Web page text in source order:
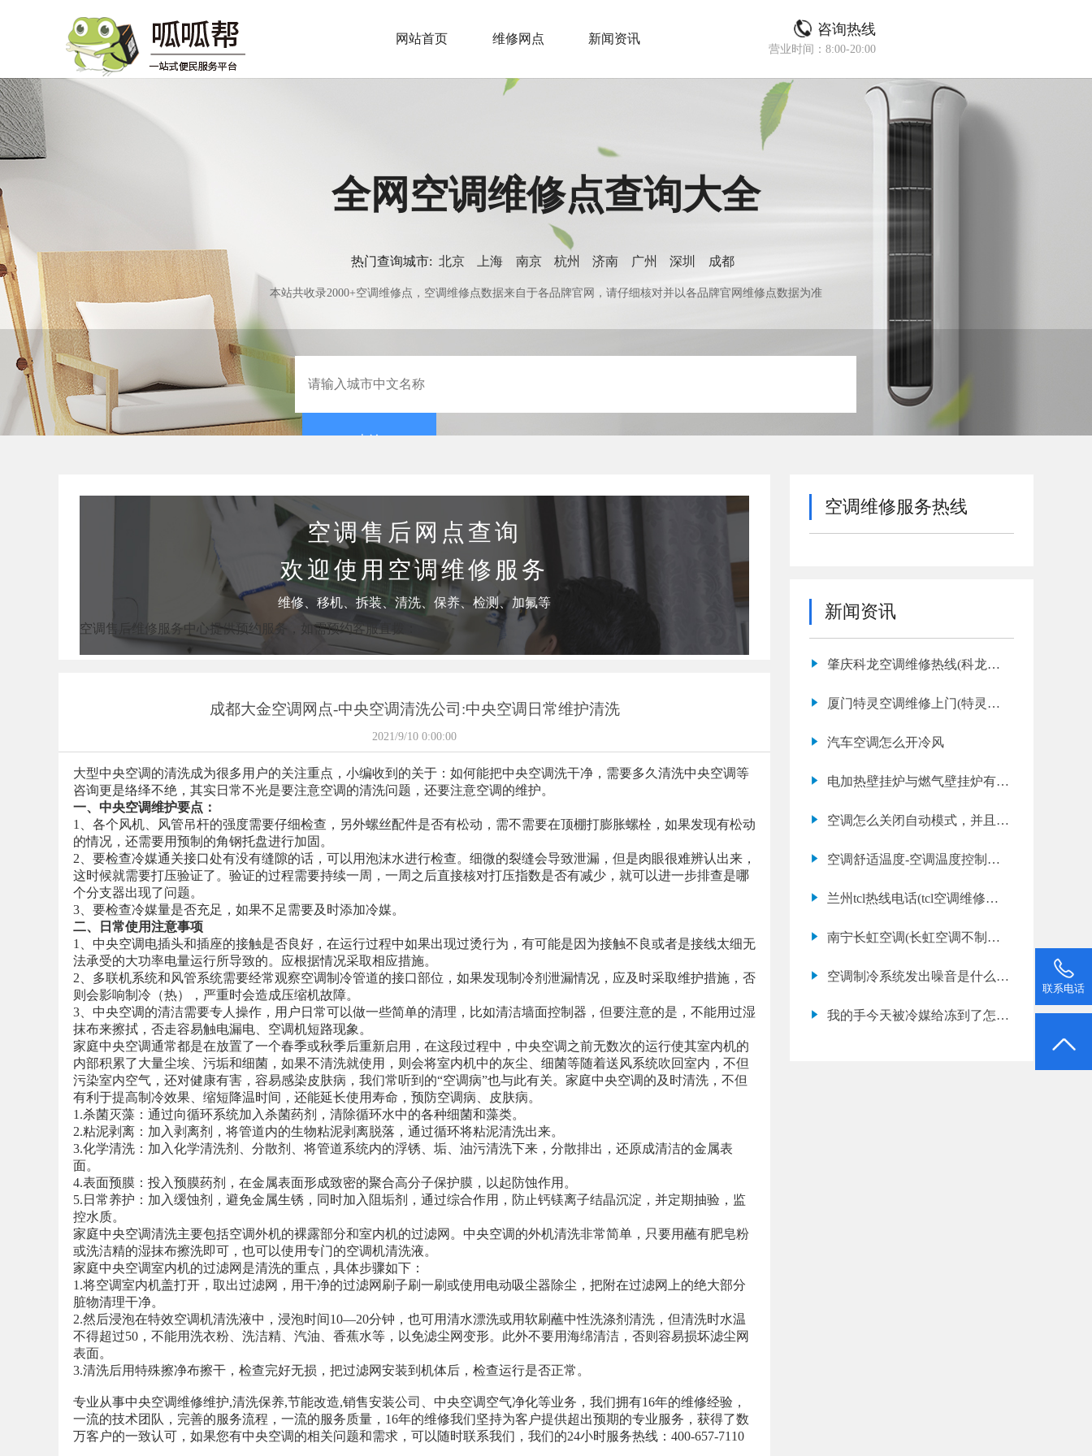
网站首页 维修网点 新闻资讯
咨询热线
营业时间：8:00-20:00
全网空调维修点查询大全
热门查询城市: 北京 上海 南京 杭州 济南 广州 深圳 成都
本站共收录2000+空调维修点，空调维修点数据来自于各品牌官网，请仔细核对并以各品牌官网维修点数据为准
空调售后网点查询
欢迎使用空调维修服务
维修、移机、拆装、清洗、保养、检测、加氟等
空调售后维修服务中心提供预约服务，如需预约客服直拨：
成都大金空调网点-中央空调清洗公司:中央空调日常维护清洗
2021/9/10 0:00:00
大型中央空调的清洗成为很多用户的关注重点，小编收到的关于：如何能把中央空调洗干净，需要多久清洗中央空调等
咨询更是络绎不绝，其实日常不光是要注意空调的清洗问题，还要注意空调的维护。
一、中央空调维护要点：
1、各个风机、风管吊杆的强度需要仔细检查，另外螺丝配件是否有松动，需不需要在顶棚打膨胀螺栓，如果发现有松动
的情况，还需要用预制的角钢托盘进行加固。
2、要检查冷媒通关接口处有没有缝隙的话，可以用泡沫水进行检查。细微的裂缝会导致泄漏，但是肉眼很难辨认出来，
这时候就需要打压验证了。验证的过程需要持续一周，一周之后直接核对打压指数是否有减少，就可以进一步排查是哪
个分支器出现了问题。
3、要检查冷媒量是否充足，如果不足需要及时添加冷媒。
二、日常使用注意事项
1、中央空调电插头和插座的接触是否良好，在运行过程中如果出现过烫行为，有可能是因为接触不良或者是接线太细无
法承受的大功率电量运行所导致的。应根据情况采取相应措施。
2、多联机系统和风管系统需要经常观察空调制冷管道的接口部位，如果发现制冷剂泄漏情况，应及时采取维护措施，否
则会影响制冷（热），严重时会造成压缩机故障。
3、中央空调的清洁需要专人操作，用户日常可以做一些简单的清理，比如清洁墙面控制器，但要注意的是，不能用过湿
抹布来擦拭，否走容易触电漏电、空调机短路现象。
家庭中央空调通常都是在放置了一个春季或秋季后重新启用，在这段过程中，中央空调之前无数次的运行使其室内机的
内部积累了大量尘埃、污垢和细菌，如果不清洗就使用，则会将室内机中的灰尘、细菌等随着送风系统吹回室内，不但
污染室内空气，还对健康有害，容易感染皮肤病，我们常听到的“空调病”也与此有关。家庭中央空调的及时清洗，不但
有利于提高制冷效果、缩短降温时间，还能延长使用寿命，预防空调病、皮肤病。
1.杀菌灭藻：通过向循环系统加入杀菌药剂，清除循环水中的各种细菌和藻类。
2.粘泥剥离：加入剥离剂，将管道内的生物粘泥剥离脱落，通过循环将粘泥清洗出来。
3.化学清洗：加入化学清洗剂、分散剂、将管道系统内的浮锈、垢、油污清洗下来，分散排出，还原成清洁的金属表
面。
4.表面预膜：投入预膜药剂，在金属表面形成致密的聚合高分子保护膜，以起防蚀作用。
5.日常养护：加入缓蚀剂，避免金属生锈，同时加入阻垢剂，通过综合作用，防止钙镁离子结晶沉淀，并定期抽验，监
控水质。
家庭中央空调清洗主要包括空调外机的裸露部分和室内机的过滤网。中央空调的外机清洗非常简单，只要用蘸有肥皂粉
或洗洁精的湿抹布擦洗即可，也可以使用专门的空调机清洗液。
家庭中央空调室内机的过滤网是清洗的重点，具体步骤如下：
1.将空调室内机盖打开，取出过滤网，用干净的过滤网刷子刷一刷或使用电动吸尘器除尘，把附在过滤网上的绝大部分
脏物清理干净。
2.然后浸泡在特效空调机清洗液中，浸泡时间10—20分钟，也可用清水漂洗或用软刷蘸中性洗涤剂清洗，但清洗时水温
不得超过50，不能用洗衣粉、洗洁精、汽油、香蕉水等，以免滤尘网变形。此外不要用海绵清洁，否则容易损坏滤尘网
表面。
3.清洗后用特殊擦净布擦干，检查完好无损，把过滤网安装到机体后，检查运行是否正常。
专业从事中央空调维修维护,清洗保养,节能改造,销售安装公司、中央空调空气净化等业务，我们拥有16年的维修经验，
一流的技术团队，完善的服务流程，一流的服务质量，16年的维修我们坚持为客户提供超出预期的专业服务，获得了数
万客户的一致认可，如果您有中央空调的相关问题和需求，可以随时联系我们，我们的24小时服务热线：400-657-7110
空调维修服务热线
新闻资讯
肇庆科龙空调维修热线(科龙空
厦门特灵空调维修上门(特灵空
汽车空调怎么开冷风
电加热壁挂炉与燃气壁挂炉有什
空调怎么关闭自动模式，并且还
空调舒适温度-空调温度控制原
兰州tcl热线电话(tcl空调维修电
南宁长虹空调(长虹空调不制热
空调制冷系统发出噪音是什么原
我的手今天被冷媒给冻到了怎么
联系电话